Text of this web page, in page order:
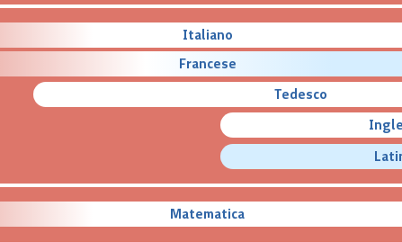
Italiano
Francese
Tedesco
Matematica